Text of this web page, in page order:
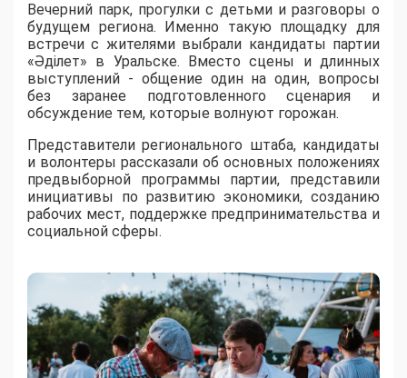
Вечерний парк, прогулки с детьми и разговоры о
будущем региона. Именно такую площадку для
встречи с жителями выбрали кандидаты партии
«Әділет» в Уральске. Вместо сцены и длинных
выступлений - общение один на один, вопросы
без заранее подготовленного сценария и
обсуждение тем, которые волнуют горожан.
Представители регионального штаба, кандидаты
и волонтеры рассказали об основных положениях
предвыборной программы партии, представили
инициативы по развитию экономики, созданию
рабочих мест, поддержке предпринимательства и
социальной сферы.